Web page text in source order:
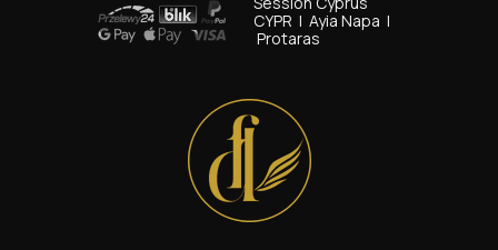
CYPR I Ayia Napa I
Protaras